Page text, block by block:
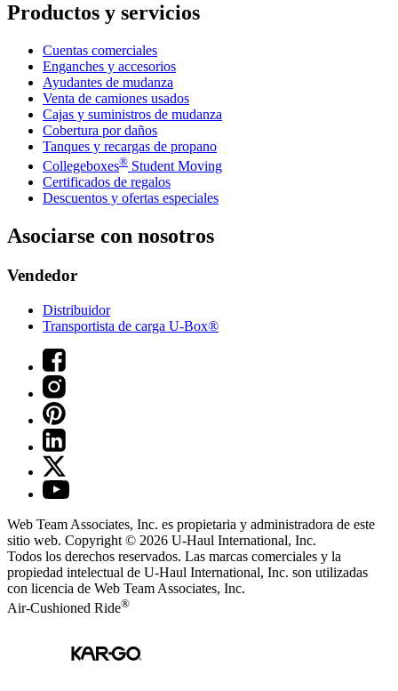
Productos y servicios
Cuentas comerciales
Enganches y accesorios
Ayudantes de mudanza
Venta de camiones usados
Cajas y suministros de mudanza
Cobertura por daños
Tanques y recargas de propano
Collegeboxes® Student Moving
Certificados de regalos
Descuentos y ofertas especiales
Asociarse con nosotros
Vendedor
Distribuidor
Transportista de carga U-Box®
Web Team Associates, Inc. es propietaria y administradora de este
sitio web. Copyright © 2026 U-Haul International, Inc.
Todos los derechos reservados. Las marcas comerciales y la
propiedad intelectual de U-Haul International, Inc. son utilizadas
con licencia de Web Team Associates, Inc.
Air-Cushioned Ride®